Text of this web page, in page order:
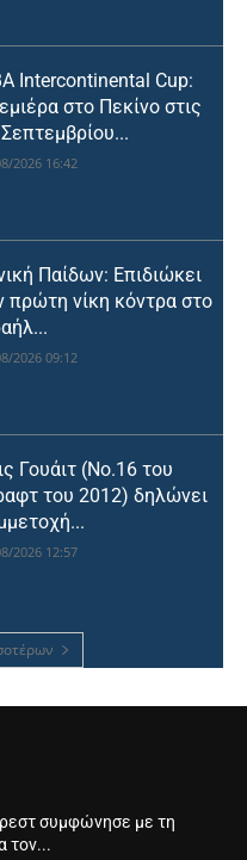
Intercontinental Cup:
στο Πεκίνο στις
2026 16:42
Παίδων: Επιδιώκει
πρώτη νίκη κόντρα στο
2026 09:12
Γουάιτ (Νο.16 του
του 2012) δηλώνει
2026 12:57
συμφώνησε με τη
τον...